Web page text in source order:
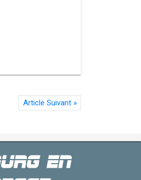
Article Suivant »